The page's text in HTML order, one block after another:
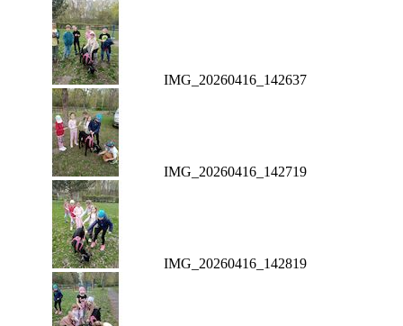
IMG_20260416_142637
IMG_20260416_142719
IMG_20260416_142819